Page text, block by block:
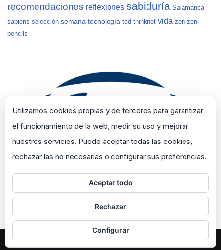
recomendaciones reflexiones sabiduría Salamanca
sapiens selección semana tecnología ted thinknet vida zen zen
pencils
Neve| Funciona gracias aWordPress
Utilizamos cookies propias y de terceros para garantizar
el funcionamiento de la web, medir su uso y mejorar
nuestros servicios. Puede aceptar todas las cookies,
rechazar las no necesarias o configurar sus preferencias.
Aceptar todo
Rechazar
Configurar